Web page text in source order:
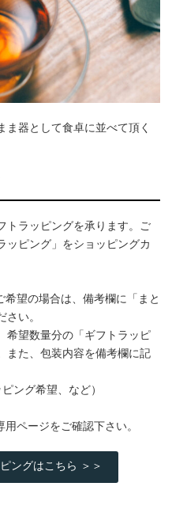
ま器として食卓に並べて頂く
トラッピングを承ります。ご
ッピング」をショッピングカ
望の場合は、備考欄に「まと
い。
希望数量分の「ギフトラッピ
また、包装内容を備考欄に記
ング希望、など）
ページをご確認下さい。
ングはこちら ＞＞